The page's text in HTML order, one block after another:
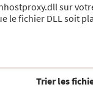
sur
le fichier DLL soit
Trier les